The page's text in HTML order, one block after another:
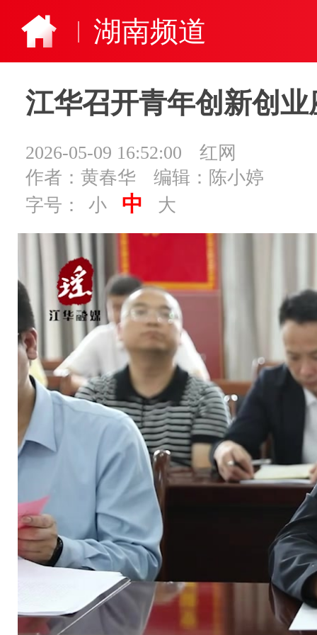
湖南频道
江华召开青年创新创业
2026-05-09 16:52:00
红网
作者：黄春华
编辑：陈小婷
字号：
小 中 大